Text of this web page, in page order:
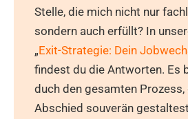
Stelle, die mich nicht nur
sondern auch erfüllt? In
„Exit-Strategie: Dein
findest du die Antworten. Es
duch den gesamten
Abschied souverän